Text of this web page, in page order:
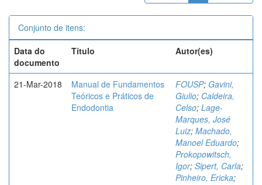
Conjunto de itens:
Data do
documento
Título Autor(es)
21-Mar-2018
Manual de Fundamentos
Teóricos e Práticos de
Endodontia
FOUSP; Gavini,
Giulio; Caldeira,
Celso; Lage-
Marques, José
Luiz; Machado,
Manoel Eduardo;
Prokopowitsch,
Igor; Sipert, Carla;
Pinheiro, Ericka;